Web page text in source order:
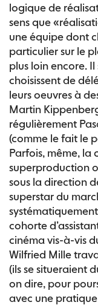
logique de
sens que
une équipe dont
particulier sur le
plus loin encore.
choisissent de
leurs oeuvres à
Martin
régulièrement
(comme le fait le
Parfois, même, la
superproduction
sous la direction
superstar du
cohorte
cinéma vis-à-vis
Wilfried Mille
(ils se situeraient
on dire, pour
avec une